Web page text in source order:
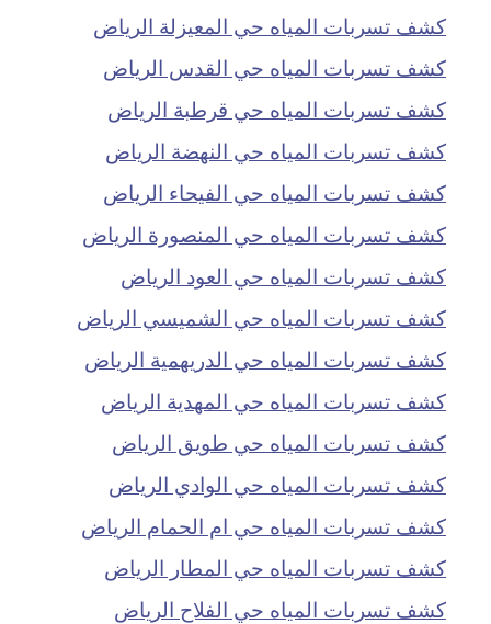
كشف تسربات المياه حي المعيزلة الرياض
كشف تسربات المياه حي القدس الرياض
كشف تسربات المياه حي قرطبة الرياض
كشف تسربات المياه حي النهضة الرياض
كشف تسربات المياه حي الفيحاء الرياض
كشف تسربات المياه حي المنصورة الرياض
كشف تسربات المياه حي العود الرياض
كشف تسربات المياه حي الشميسي الرياض
كشف تسربات المياه حي الدريهمية الرياض
كشف تسربات المياه حي المهدية الرياض
كشف تسربات المياه حي طويق الرياض
كشف تسربات المياه حي الوادي الرياض
كشف تسربات المياه حي ام الحمام الرياض
كشف تسربات المياه حي المطار الرياض
كشف تسربات المياه حي الفلاح الرياض